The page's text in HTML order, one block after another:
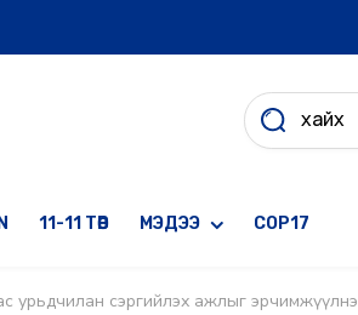
11-11 ТӨВ МЭДЭЭ COP17
урьдчилан сэргийлэх ажлыг эрчимжүүлнэ